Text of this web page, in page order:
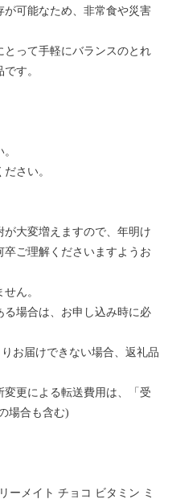
が可能なため、非常食や災害
って手軽にバランスのとれ
す。
さい。
大変増えますので、年明け
ご理解くださいますようお
ん。
場合は、お申し込み時に必
お届けできない場合、返礼品
更による転送費用は、「受
場合も含む)
ーメイト チョコ ビタミン ミ